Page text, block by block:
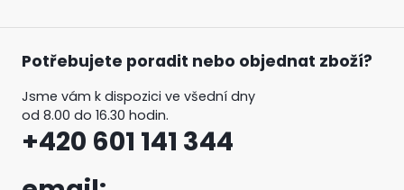
Potřebujete poradit nebo objednat zboží?
Jsme vám k dispozici ve všední dny
od 8.00 do 16.30 hodin.
+420 601 141 344